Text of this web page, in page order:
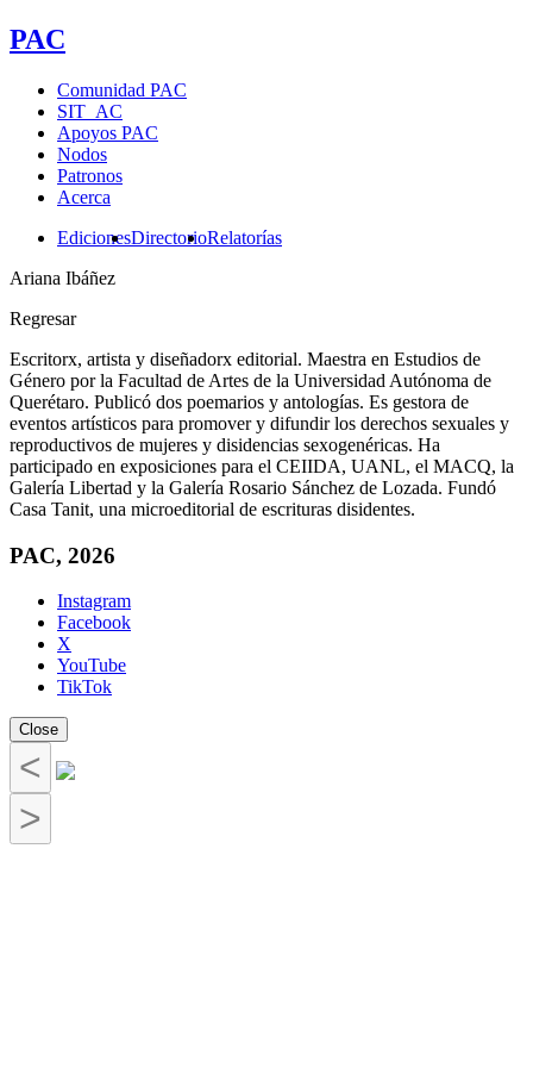
PAC
Comunidad PAC
SIT_AC
Apoyos PAC
Nodos
Patronos
Acerca
EdicionesDirectorioRelatorías
Ariana Ibáñez
Regresar
Escritorx, artista y diseñadorx editorial. Maestra en Estudios de
Género por la Facultad de Artes de la Universidad Autónoma de
Querétaro. Publicó dos poemarios y antologías. Es gestora de
eventos artísticos para promover y difundir los derechos sexuales y
reproductivos de mujeres y disidencias sexogenéricas. Ha
participado en exposiciones para el CEIIDA, UANL, el MACQ, la
Galería Libertad y la Galería Rosario Sánchez de Lozada. Fundó
Casa Tanit, una microeditorial de escrituras disidentes.
PAC, 2026
Instagram
Facebook
X
YouTube
TikTok
Close
<
>